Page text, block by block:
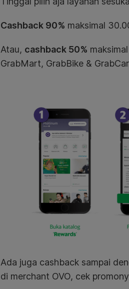
Cashback 90% maksimal
Atau, cashback 50%
GrabMart, GrabBike &
Ada juga cashback sampai
di merchant OVO, cek